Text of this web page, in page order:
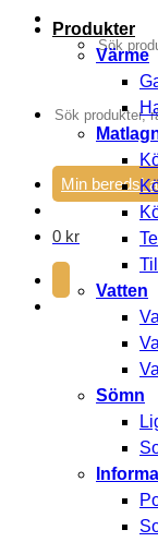
Sök
efter:
Sök
efter:
Min
0 kr
Produkter
Värme
Vatten
Sömn